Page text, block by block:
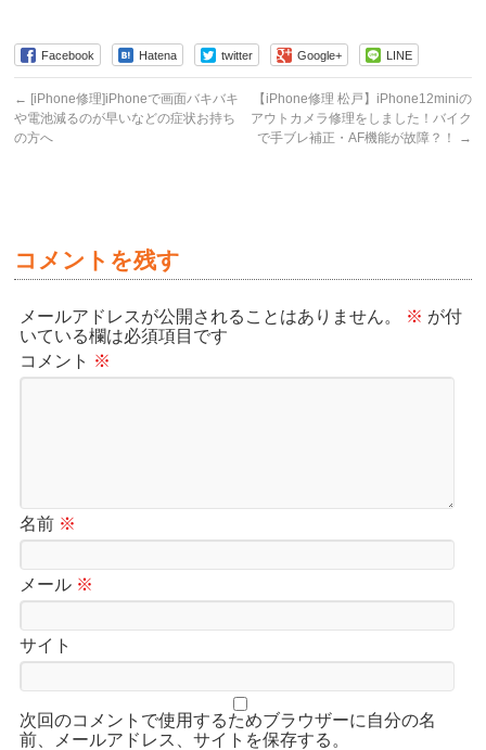
Facebook Hatena twitter Google+ LINE
← [iPhone修理]iPhoneで画面バキバキ
や電池減るのが早いなどの症状お持ち
の方へ
【iPhone修理 松戸】iPhone12miniの
アウトカメラ修理をしました！バイク
で手ブレ補正・AF機能が故障？！
→
コメントを残す
メールアドレスが公開されることはありません。 ※ が付
いている欄は必須項目です
コメント ※
名前 ※
メール ※
サイト
次回のコメントで使用するためブラウザーに自分の名
前、メールアドレス、サイトを保存する。